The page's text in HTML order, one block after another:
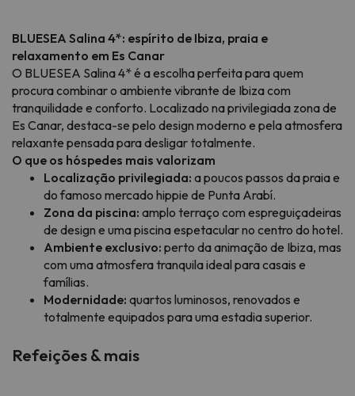
BLUESEA Salina 4*: espírito de Ibiza, praia e
relaxamento em Es Canar
O BLUESEA Salina 4* é a escolha perfeita para quem
procura combinar o ambiente vibrante de Ibiza com
tranquilidade e conforto. Localizado na privilegiada zona de
Es Canar, destaca-se pelo design moderno e pela atmosfera
relaxante pensada para desligar totalmente.
O que os hóspedes mais valorizam
Localização privilegiada: a poucos passos da praia e
do famoso mercado hippie de Punta Arabí.
Zona da piscina: amplo terraço com espreguiçadeiras
de design e uma piscina espetacular no centro do hotel.
Ambiente exclusivo: perto da animação de Ibiza, mas
com uma atmosfera tranquila ideal para casais e
famílias.
Modernidade: quartos luminosos, renovados e
totalmente equipados para uma estadia superior.
Refeições & mais